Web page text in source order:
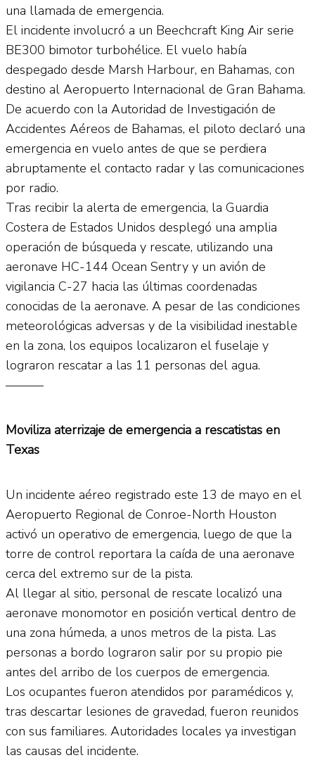
una llamada de emergencia.
El incidente involucró a un Beechcraft King Air serie
BE300 bimotor turbohélice. El vuelo había
despegado desde Marsh Harbour, en Bahamas, con
destino al Aeropuerto Internacional de Gran Bahama.
De acuerdo con la Autoridad de Investigación de
Accidentes Aéreos de Bahamas, el piloto declaró una
emergencia en vuelo antes de que se perdiera
abruptamente el contacto radar y las comunicaciones
por radio.
Tras recibir la alerta de emergencia, la Guardia
Costera de Estados Unidos desplegó una amplia
operación de búsqueda y rescate, utilizando una
aeronave HC-144 Ocean Sentry y un avión de
vigilancia C-27 hacia las últimas coordenadas
conocidas de la aeronave. A pesar de las condiciones
meteorológicas adversas y de la visibilidad inestable
en la zona, los equipos localizaron el fuselaje y
lograron rescatar a las 11 personas del agua.
———
Moviliza aterrizaje de emergencia a rescatistas en
Texas
Un incidente aéreo registrado este 13 de mayo en el
Aeropuerto Regional de Conroe-North Houston
activó un operativo de emergencia, luego de que la
torre de control reportara la caída de una aeronave
cerca del extremo sur de la pista.
Al llegar al sitio, personal de rescate localizó una
aeronave monomotor en posición vertical dentro de
una zona húmeda, a unos metros de la pista. Las
personas a bordo lograron salir por su propio pie
antes del arribo de los cuerpos de emergencia.
Los ocupantes fueron atendidos por paramédicos y,
tras descartar lesiones de gravedad, fueron reunidos
con sus familiares. Autoridades locales ya investigan
las causas del incidente.